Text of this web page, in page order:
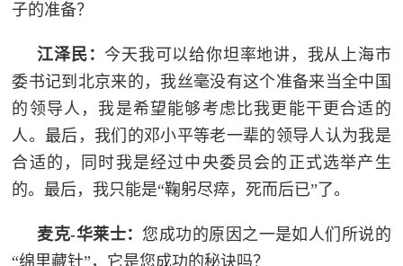
子的准备？
江泽民：今天我可以给你坦率地讲，我从上海市
委书记到北京来的，我丝毫没有这个准备来当全中国
的领导人，我是希望能够考虑比我更能干更合适的
人。最后，我们的邓小平等老一辈的领导人认为我是
合适的，同时我是经过中央委员会的正式选举产生
的。最后，我只能是“鞠躬尽瘁，死而后已”了。
麦克-华莱士：您成功的原因之一是如人们所说的
“绵里藏针”，它是您成功的秘诀吗？